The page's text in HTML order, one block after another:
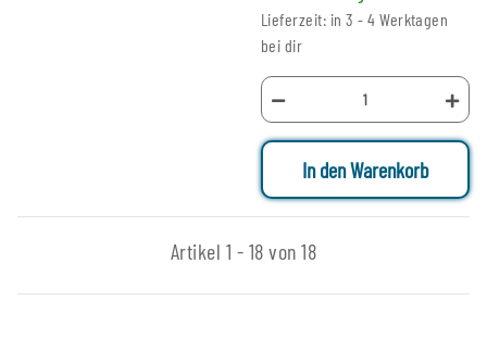
Lieferzeit: in 3 - 4 Werktagen
bei dir
In den Warenkorb
Artikel 1 - 18 von 18